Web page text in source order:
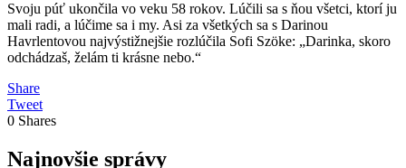
Svoju púť ukončila vo veku 58 rokov. Lúčili sa s ňou všetci, ktorí ju
mali radi, a lúčime sa i my. Asi za všetkých sa s Darinou
Havrlentovou najvýstižnejšie rozlúčila Sofi Szöke: „Darinka, skoro
odchádzaš, želám ti krásne nebo.“
Share
Tweet
0 Shares
Najnovšie správy